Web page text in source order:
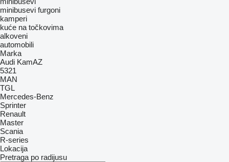
minibusevi furgoni
kamperi
kuće na točkovima
alkoveni
automobili
Marka
Audi KamAZ
5321
MAN
TGL
Mercedes-Benz
Sprinter
Renault
Master
Scania
R-series
Lokacija
Pretraga po radijusu